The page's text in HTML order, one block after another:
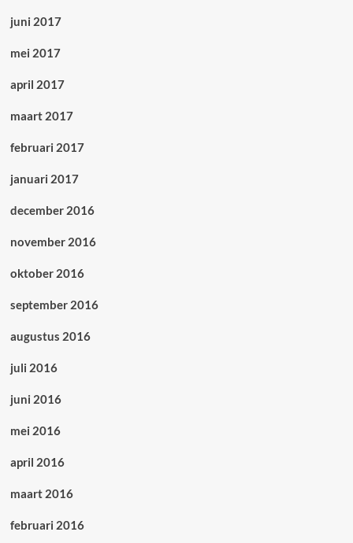
juni 2017
mei 2017
april 2017
maart 2017
februari 2017
januari 2017
december 2016
november 2016
oktober 2016
september 2016
augustus 2016
juli 2016
juni 2016
mei 2016
april 2016
maart 2016
februari 2016